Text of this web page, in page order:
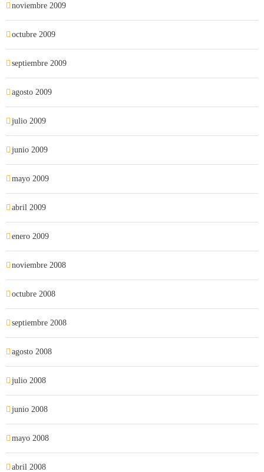
noviembre 2009
octubre 2009
septiembre 2009
agosto 2009
julio 2009
junio 2009
mayo 2009
abril 2009
enero 2009
noviembre 2008
octubre 2008
septiembre 2008
agosto 2008
julio 2008
junio 2008
mayo 2008
abril 2008